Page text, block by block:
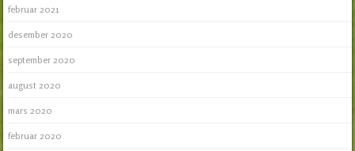
februar 2021
desember 2020
september 2020
august 2020
mars 2020
februar 2020